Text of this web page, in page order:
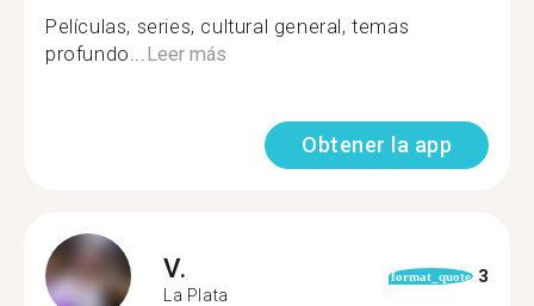
Películas, series, cultural general, temas
profundo...Leer más
Obtener la app
V.
La Plata
format_quote 3